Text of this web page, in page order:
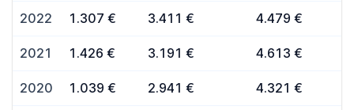
2022 1.307 € 3.411 € 4.479 €
2021 1.426 € 3.191 € 4.613 €
2020 1.039 € 2.941 € 4.321 €